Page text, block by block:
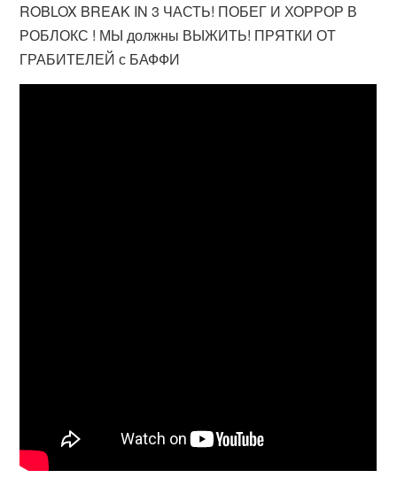
ROBLOX BREAK IN 3 ЧАСТЬ! ПОБЕГ И ХОРРОР В
РОБЛОКС ! МЫ должны ВЫЖИТЬ! ПРЯТКИ ОТ
ГРАБИТЕЛЕЙ с БАФФИ